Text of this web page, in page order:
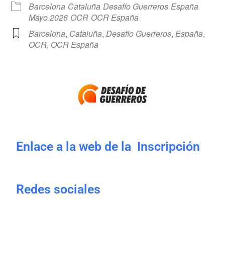
Barcelona Cataluña Desafío Guerreros España
Mayo 2026 OCR OCR España
Barcelona, Cataluña,Desafío Guerreros,España,
OCR, OCR España
Enlace a la web de la Inscripción
Redes sociales